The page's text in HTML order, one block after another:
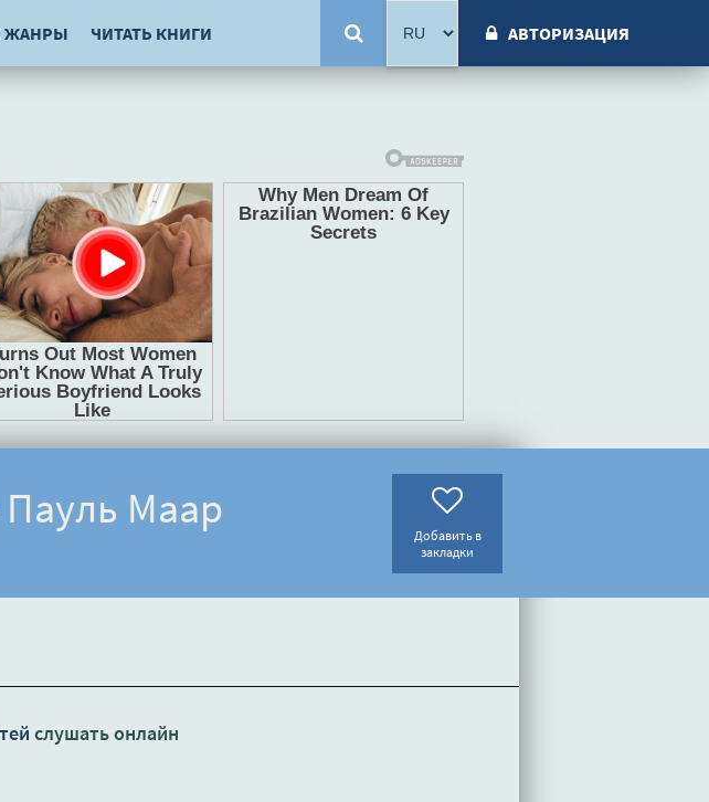
ЖАНРЫ ЧИТАТЬ КНИГИ АВТОРИЗАЦИЯ
Пауль Маар
Добавить в
закладки
слушать онлайн